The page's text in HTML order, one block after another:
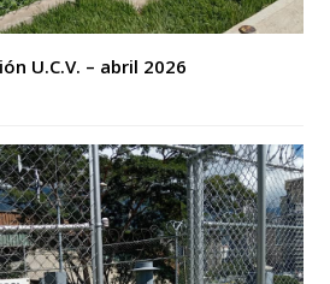
U.C.V. – abril 2026